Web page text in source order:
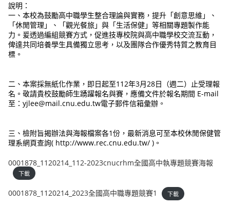
說明：
一、本校為鼓勵高中職學生整合理論與實務，提升「創意思維」、
「休閒管理」、「觀光餐旅」與「生活保健」等相關專題製作能
力。爰透過編組競賽方式，促進技專校院與高中職學校交流互動，
俾達共同培養學生具備獨立思考，以及團隊合作優秀特質之教育目
標。
二、本案採無紙化作業，即日起至112年3月28日（週二）止受理報
名。敬請貴校鼓勵師生踴躍報名與賽，應備文件於報名期間 E-mail
至：yjlee@mail.cnu.edu.tw電子郵件信箱彙辦。
三、檢附旨揭辦法與海報檔案各1份，最新消息可至本校休閒保健管
理系網頁查詢( http://www.rec.cnu.edu.tw/ )。
0001878_1120214_112-2023cnucrhm全國高中執專題競賽海報
下載
0001878_1120214_2023全國高中職專題競賽1 下載